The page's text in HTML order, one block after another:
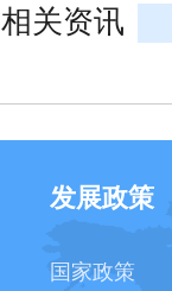
相关资讯
发展政策
国家政策